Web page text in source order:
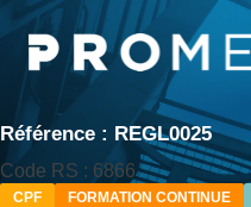
Aller
contenu
Référence : REGL0025
Code RS : 6866
CPF FORMATION CONTINUE
Panneau de gestion des